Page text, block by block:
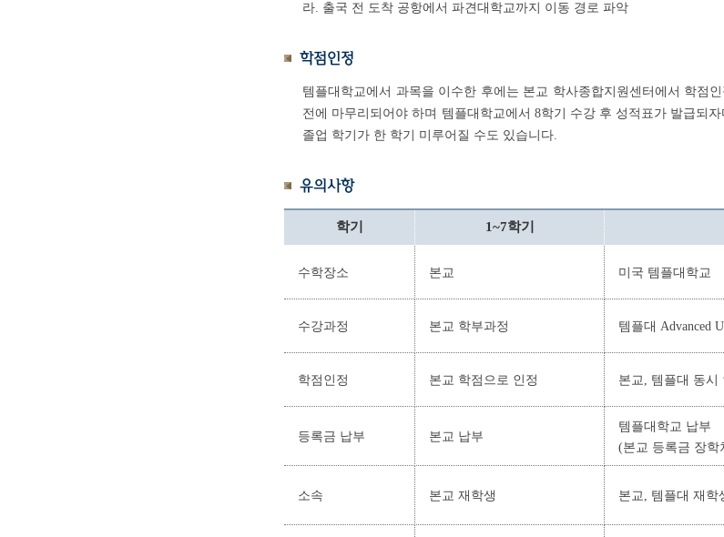
라. 출국 전 도착 공항에서 파견대학교까지 이동 경로 파악
학점인정
템플대학교에서 과목을 이수한 후에는 본교 학사종합지원센터에서 학점
전에 마무리되어야 하며 템플대학교에서 8학기 수강 후 성적표가 발급되
졸업 학기가 한 학기 미루어질 수도 있습니다.
유의사항
학기 1~7학기
수학장소 본교 미국 템플대학교
수강과정 본교 학부과정 템플대 Advanced
학점인정 본교 학점으로 인정 본교, 템플대 동시
등록금 납부 본교 납부
템플대학교 납부
(본교 등록금 장학
소속 본교 재학생 본교, 템플대 재학